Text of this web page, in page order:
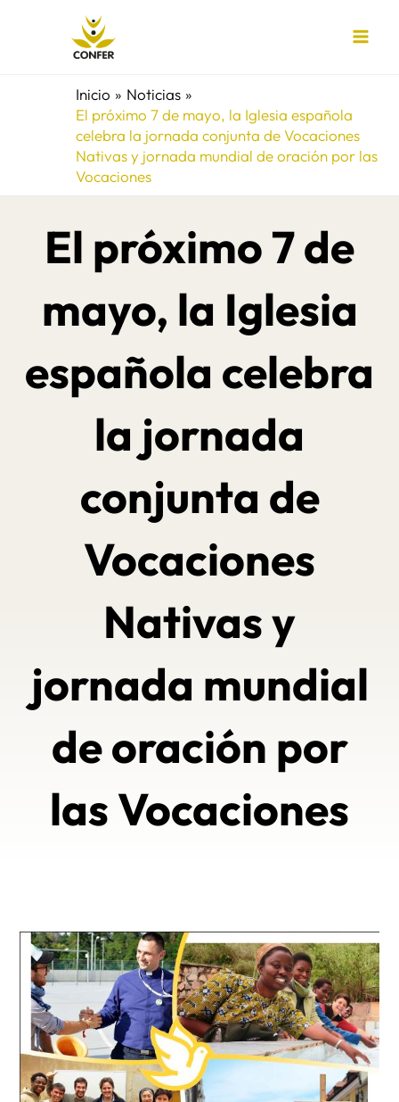
Inicio
Noticias
El próximo 7 de mayo, la Iglesia española
celebra la jornada conjunta de Vocaciones
Nativas y jornada mundial de oración por las
Vocaciones
El próximo 7 de
mayo, la Iglesia
española celebra
la jornada
conjunta de
Vocaciones
Nativas y
jornada mundial
de oración por
las Vocaciones